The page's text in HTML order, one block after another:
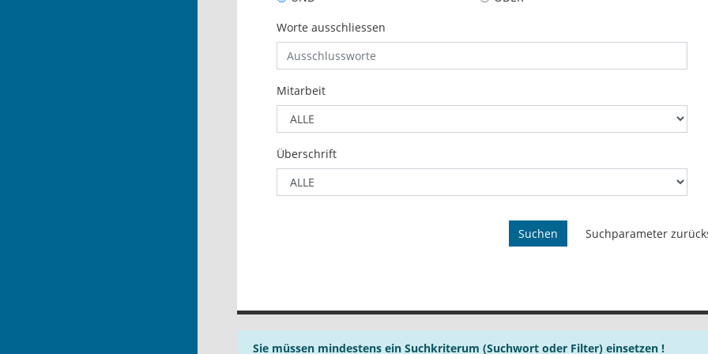
Worte ausschliessen
Mitarbeit
Überschrift
Sie müssen mindestens ein Suchkriterum (Suchwort oder Filter) einsetzen !